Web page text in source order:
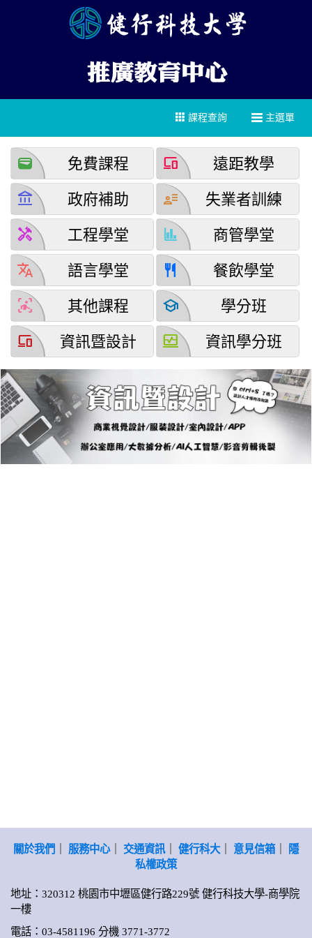
主選單
課程查詢
wallet 免費課程 devices 遠距教學
account_balance 政府補助 user_attributes 失業者訓練
handyman 工程學堂 finance 商管學堂
translate 語言學堂 restaurant 餐飲學堂
detection_and_zone 其他課程 school 學分班
devices 資訊暨設計 browse_activity 資訊學分班
關於我們 服務中心｜ 交通資訊｜ 健行科大｜ 意見信箱｜
隱
私權政策
地址：320312 桃園市中壢區健行路229號 健行科技大學-商學院
一樓
電話：03-4581196 分機 3771-3772